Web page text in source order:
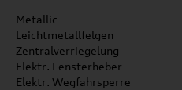
Metallic
Leichtmetallfelgen
Zentralverriegelung
Elektr. Fensterheber
Elektr. Wegfahrsperre